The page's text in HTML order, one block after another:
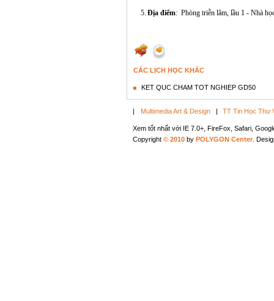
5. Địa điểm: Phòng triễn lãm, lầu 1 - Nhà
CÁC LỊCH HỌC KHÁC
KET QUC CHAM TOT NGHIEP GD50
| Multimedia Art & Design | TT Tin Học Thư
Xem tốt nhất với IE 7.0+, FireFox, Safari,
Copyright © 2010 by POLYGON Center .